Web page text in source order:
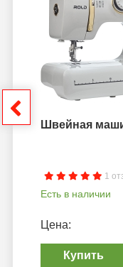
Швейная
1
Есть в наличии
Цена:
Купить